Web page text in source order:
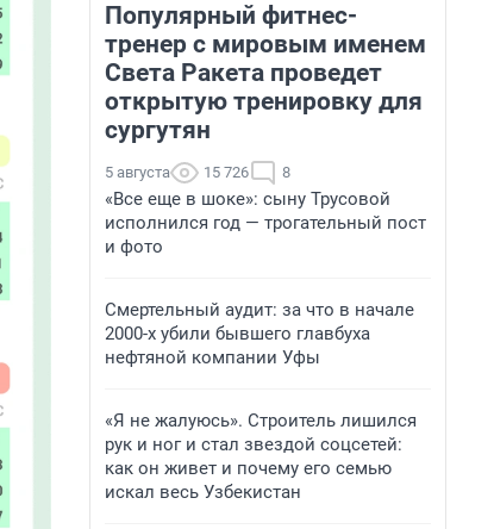
Популярный фитнес-
тренер с мировым именем
Света Ракета проведет
открытую тренировку для
сургутян
5 августа 15 726 8
«Все еще в шоке»: сыну Трусовой
исполнился год — трогательный пост
и фото
Смертельный аудит: за что в начале
2000-х убили бывшего главбуха
нефтяной компании Уфы
«Я не жалуюсь». Строитель лишился
рук и ног и стал звездой соцсетей:
как он живет и почему его семью
искал весь Узбекистан